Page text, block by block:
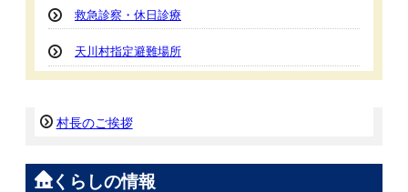
救急診察・休日診療
天川村指定避難場所
村長のご挨拶
くらしの情報